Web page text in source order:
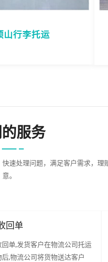
山行李托运
服务
速处理问题，满足客户需求，理
意。
回单
回单,发货客户在物流公司托运
后,物流公司将货物送达客户